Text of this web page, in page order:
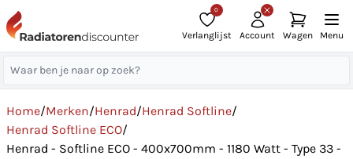
0
Verlanglijst Account Wagen Menu
Home/Merken/Henrad/Henrad Softline/
Henrad Softline ECO/
Henrad - Softline ECO - 400x700mm - 1180 Watt - Type 33 -